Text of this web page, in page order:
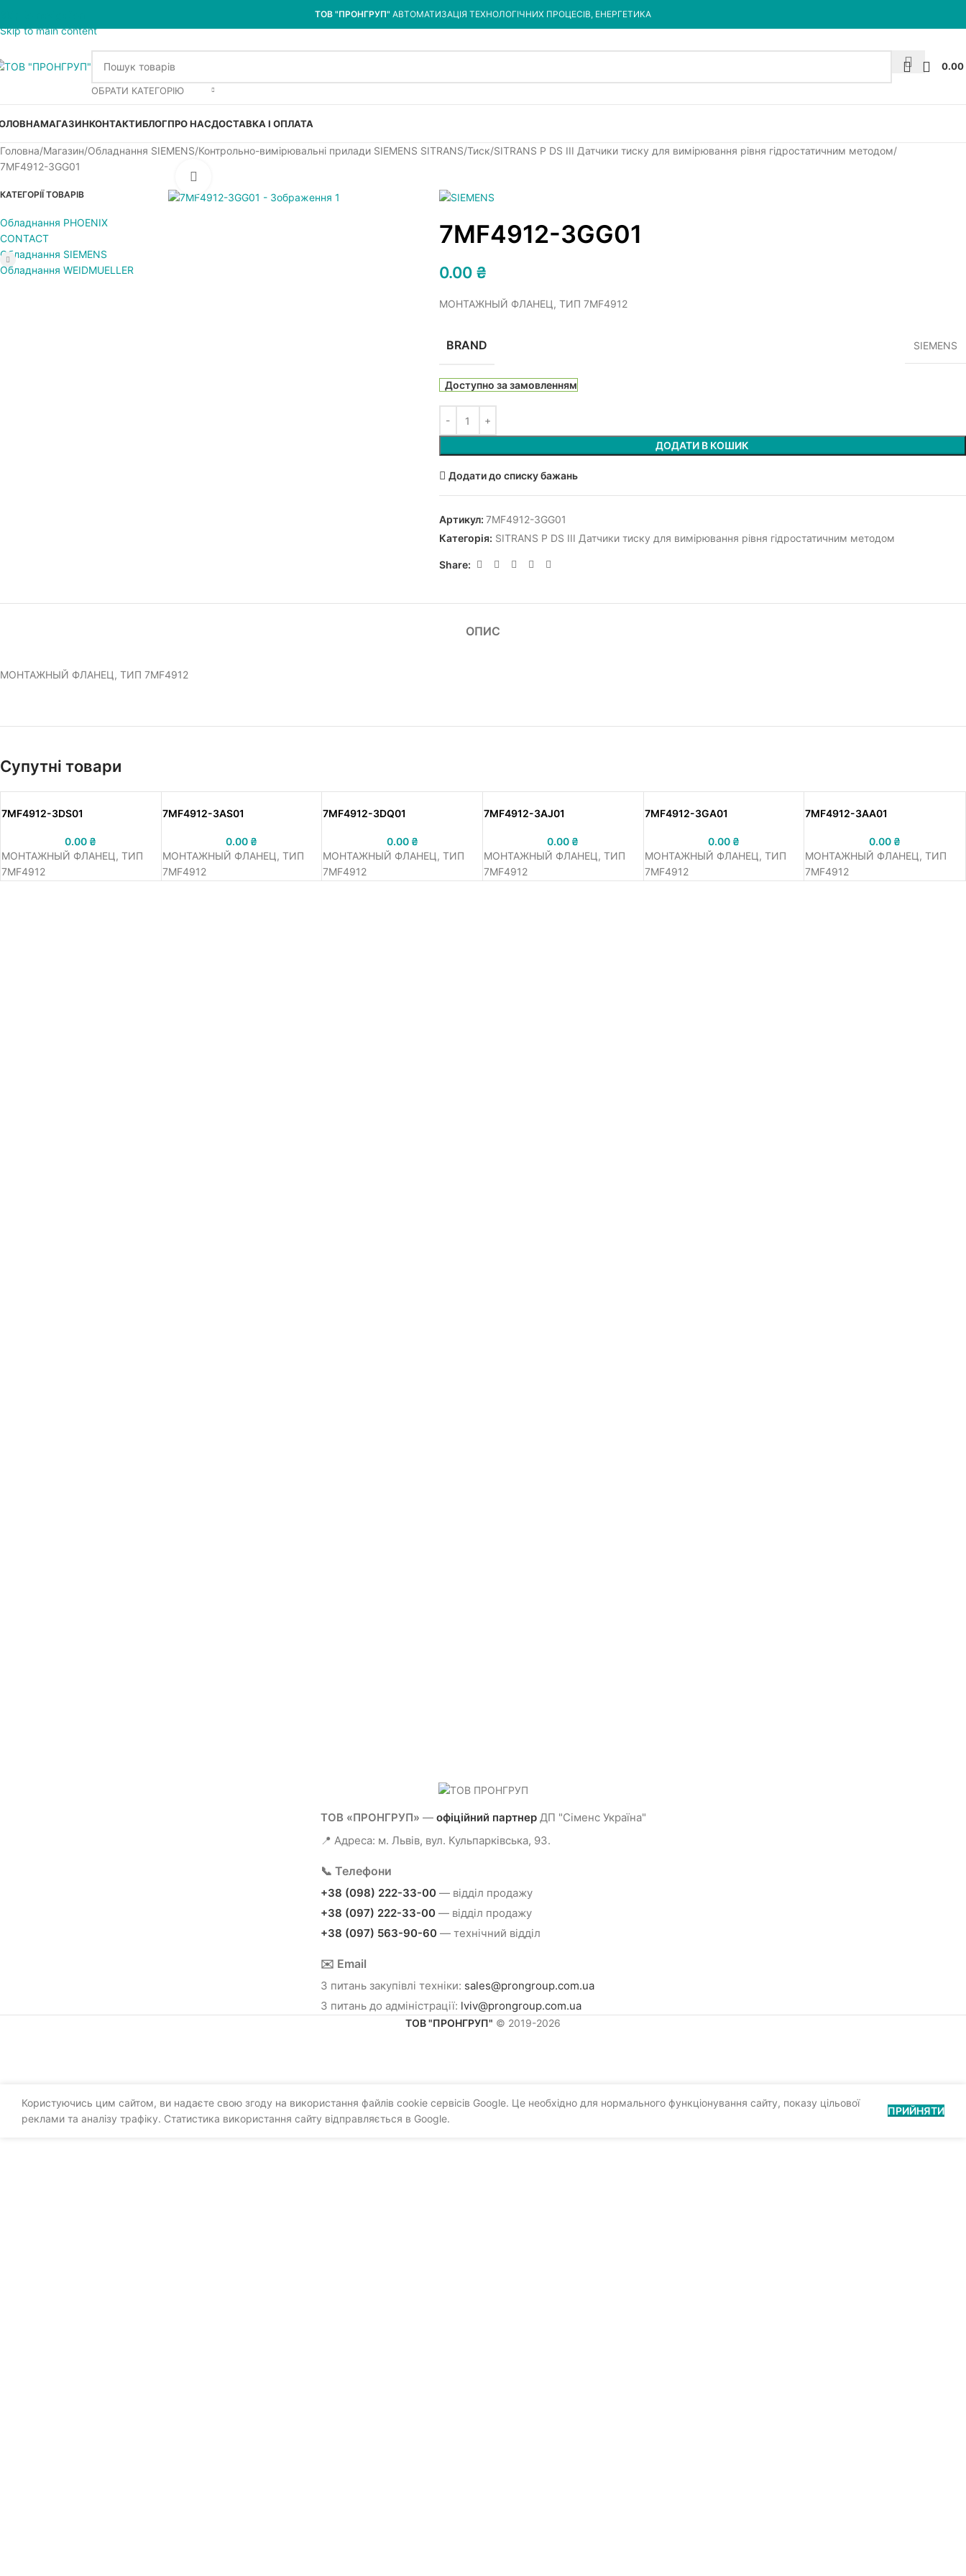
Skip to main content
ТОВ "ПРОНГРУП" АВТОМАТИЗАЦІЯ ТЕХНОЛОГІЧНИХ ПРОЦЕСІВ, ЕНЕРГЕТИКА
ОБРАТИ КАТЕГОРІЮ
0.00
МАГАЗИНКОНТАКТИБЛОГПРО НАСДОСТАВКА І ОПЛАТА
Головна Магазин Обладнання SIEMENS Контрольно-вимірювальні прилади SIEMENS SITRANS Тиск SITRANS P DS III Датчики тиску для вимірювання рівня гідростатичним методом
7MF4912-3GG01
КАТЕГОРІЇ ТОВАРІВ
Обладнання PHOENIX
CONTACT
Обладнання SIEMENS
Обладнання WEIDMUELLER
7MF4912-3GG01
0.00 ₴
МОНТАЖНЫЙ ФЛАНЕЦ, ТИП 7MF4912
BRAND SIEMENS
Доступно за замовленням
ДОДАТИ В КОШИК
Додати до списку бажань
Артикул: 7MF4912-3GG01
Категорія: SITRANS P DS III Датчики тиску для вимірювання рівня гідростатичним методом
Share:
ОПИС
МОНТАЖНЫЙ ФЛАНЕЦ, ТИП 7MF4912
Супутні товари
7MF4912-3DS01
0.00 ₴
МОНТАЖНЫЙ ФЛАНЕЦ, ТИП
7MF4912
7MF4912-3AS01
0.00 ₴
МОНТАЖНЫЙ ФЛАНЕЦ, ТИП
7MF4912
7MF4912-3DQ01
0.00 ₴
МОНТАЖНЫЙ ФЛАНЕЦ, ТИП
7MF4912
7MF4912-3AJ01
0.00 ₴
МОНТАЖНЫЙ ФЛАНЕЦ, ТИП
7MF4912
7MF4912-3GA01
0.00 ₴
МОНТАЖНЫЙ ФЛАНЕЦ, ТИП
7MF4912
7MF4912-3AA01
0.00 ₴
МОНТАЖНЫЙ ФЛАНЕЦ, ТИП
7MF4912
ТОВ «ПРОНГРУП» — офіційний партнерДП "Сіменс Україна"
📍 Адреса: м. Львів, вул. Кульпарківська, 93.
📞 Телефони
+38 (098) 222-33-00— відділ продажу
+38 (097) 222-33-00— відділ продажу
+38 (097) 563-90-60— технічний відділ
✉️ Email
З питань закупівлі техніки: sales@prongroup.com.ua
З питань до адміністрації: lviv@prongroup.com.ua
ТОВ "ПРОНГРУП" © 2019-2026
Користуючись цим сайтом, ви надаєте свою згоду на використання файлів cookie сервісів Google. Це необхідно для нормального функціонування сайту, показу цільової
реклами та аналізу трафіку. Статистика використання сайту відправляється в Google.
ПРИЙНЯТИ